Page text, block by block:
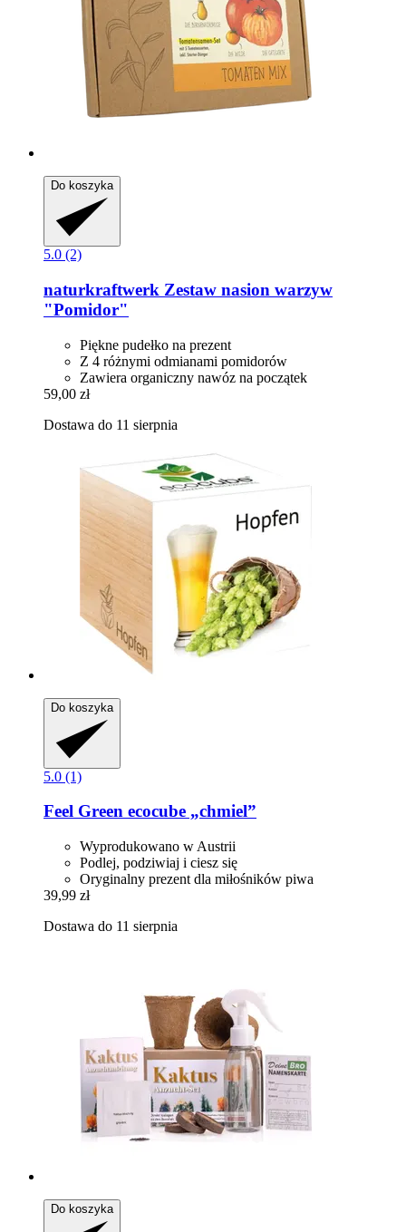
Do koszyka
5.0 (2)
naturkraftwerk Zestaw nasion warzyw
"Pomidor"
Piękne pudełko na prezent
Z 4 różnymi odmianami pomidorów
Zawiera organiczny nawóz na początek
59,00 zł
Dostawa do 11 sierpnia
Do koszyka
5.0 (1)
Feel Green ecocube „chmiel”
Wyprodukowano w Austrii
Podlej, podziwiaj i ciesz się
Oryginalny prezent dla miłośników piwa
39,99 zł
Dostawa do 11 sierpnia
Do koszyka